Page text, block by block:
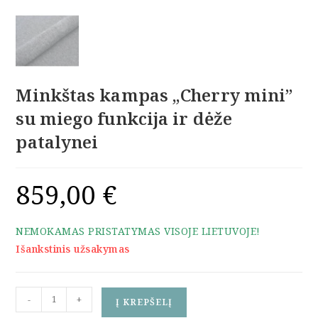
Minkštas kampas „Cherry mini”
su miego funkcija ir dėže
patalynei
859,00 €
NEMOKAMAS PRISTATYMAS VISOJE LIETUVOJE!
Išankstinis užsakymas
produkto
kiekis:
- + Į KREPŠELĮ